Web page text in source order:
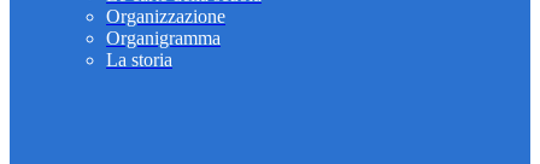
Organizzazione
Organigramma
La storia